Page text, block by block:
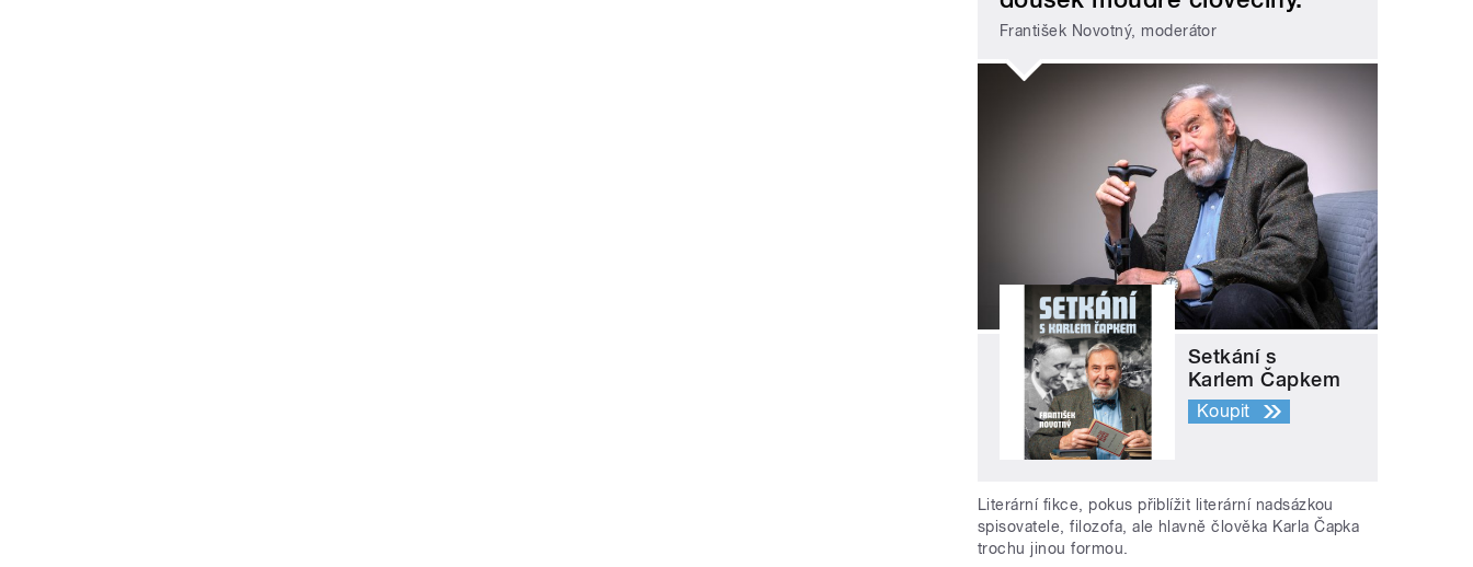
František Novotný, moderátor
Setkání s
Karlem Čapkem
Koupit
Literární fikce, pokus přiblížit literární nadsázkou
spisovatele, filozofa, ale hlavně člověka Karla Čapka
trochu jinou formou.